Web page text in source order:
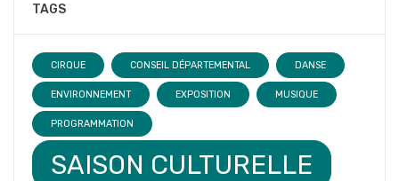
TAGS
CIRQUE CONSEIL DÉPARTEMENTAL DANSE
ENVIRONNEMENT EXPOSITION MUSIQUE
PROGRAMMATION
SAISON CULTURELLE